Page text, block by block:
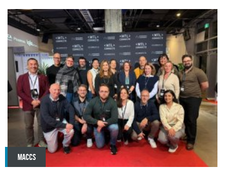
MACCS